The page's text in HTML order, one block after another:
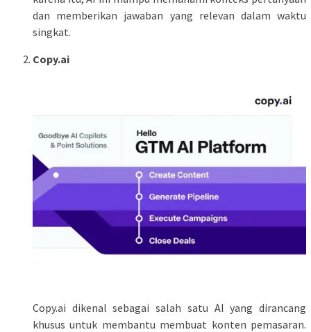
dan memberikan jawaban yang relevan dalam waktu
singkat.
Copy.ai
Copy.ai dikenal sebagai salah satu AI yang dirancang
khusus untuk membantu membuat konten pemasaran.